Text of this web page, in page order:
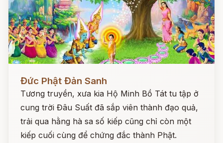
Đức Phật Đản Sanh
Tương truyền, xưa kia Hộ Minh Bồ Tát tu tập ở
cung trời Đâu Suất đã sắp viên thành đạo quả,
trải qua hằng hà sa số kiếp cũng chỉ còn một
kiếp cuối cùng để chứng đắc thành Phật.